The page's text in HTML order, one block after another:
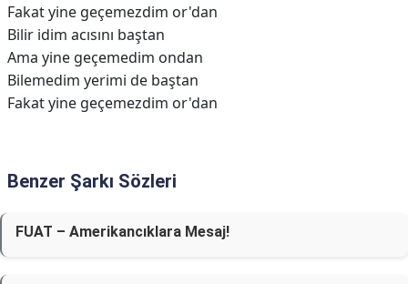
Fakat yine geçemezdim or'dan
Bilir idim acısını baştan
Ama yine geçemedim ondan
Bilemedim yerimi de baştan
Fakat yine geçеmezdim or'dan
Benzer Şarkı Sözleri
FUAT – Amerikancıklara Mesaj!